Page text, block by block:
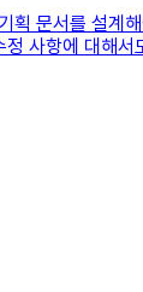
획 문서를 설계
사항에 대해서